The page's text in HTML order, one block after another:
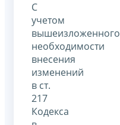
С
учетом
вышеизложенного
необходимости
внесения
изменений
в ст.
217
Кодекса